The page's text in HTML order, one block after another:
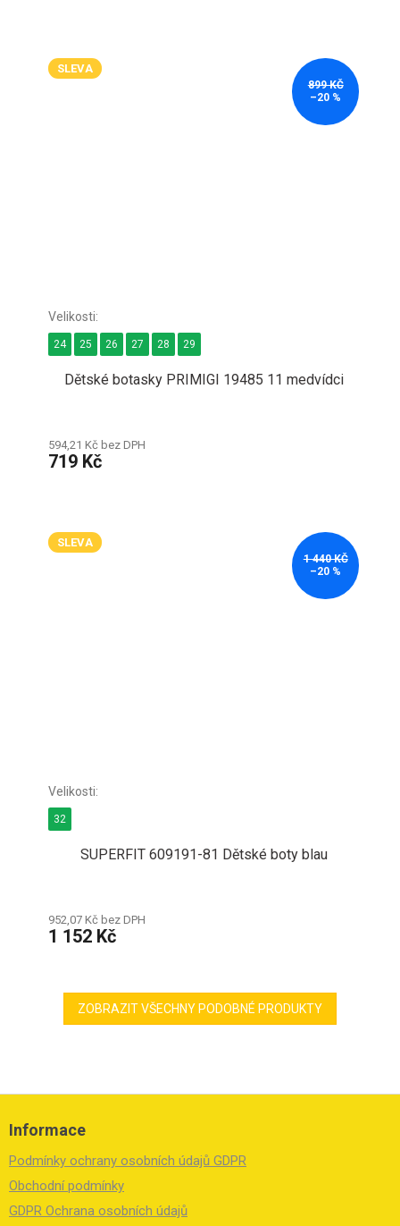
SLEVA
899 KČ
–20 %
Dětské botasky PRIMIGI 19485 11 medvídci
594,21 Kč bez DPH
719 Kč
24 25 26 27 28 29
SLEVA
1 440 KČ
–20 %
SUPERFIT 609191-81 Dětské boty blau
952,07 Kč bez DPH
1 152 Kč
32
ZOBRAZIT VŠECHNY PODOBNÉ PRODUKTY
Z
Informace
Podmínky ochrany osobních údajů GDPR
Obchodní podmínky
GDPR Ochrana osobních údajů